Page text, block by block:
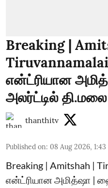
Breaking |
என்ட்ரியான
அலர்ட்டில் தி.மலை
thanthitv
Published on: 08 Aug 2026, 1:43
Breaking | Amitshah |
என்ட்ரியான அமித்ஷா |